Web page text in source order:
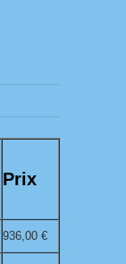
Prix
936,00 €